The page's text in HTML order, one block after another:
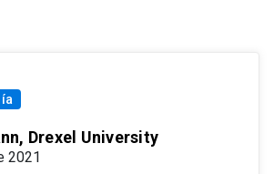
Drexel University
2021